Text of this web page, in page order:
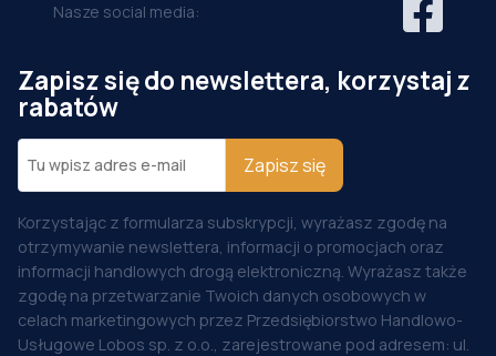
Nasze social media:
Zapisz się do newslettera, korzystaj z
rabatów
Zapisz się
Korzystając z formularza subskrypcji, wyrażasz zgodę na
otrzymywanie newslettera, informacji o promocjach oraz
informacji handlowych drogą elektroniczną. Wyrażasz także
zgodę na przetwarzanie Twoich danych osobowych w
celach marketingowych przez Przedsiębiorstwo Handlowo-
Usługowe Lobos sp. z o.o., zarejestrowane pod adresem: ul.